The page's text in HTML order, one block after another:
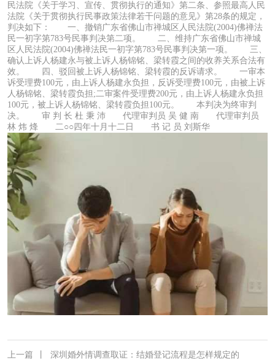
民法院《关于学习、宣传、贯彻执行的通知》第二条、参照最高人民
法院《关于贯彻执行民事政策法律若干问题的意见》第28条的规定，
判决如下： 一、撤销广东省佛山市禅城区人民法院(2004)佛禅法
民一初字第783号民事判决第二项。 二、维持广东省佛山市禅城
区人民法院(2004)佛禅法民一初字第783号民事判决第一项。 三、
确认上诉人杨建永与被上诉人杨锦铭、梁转霞之间的收养关系合法有
效。 四、驳回被上诉人杨锦铭、梁转霞的反诉请求。 一审本
诉受理费100元，由上诉人杨建永负担，反诉受理费100元，由被上诉
人杨锦铭、梁转霞负担;二审案件受理费200元，由上诉人杨建永负担
100元，被上诉人杨锦铭、梁转霞负担100元。 本判决为终审判
决。 审 判 长 杜 秉 沛 代理审判员 吴 健 南 代理审判员
林 炜 烽 二○○四年十月十二日 书 记 员 刘斯华
上一篇
深圳婚外情调查取证：结婚登记流程是怎样规定的